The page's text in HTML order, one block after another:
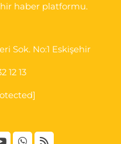
haber platformu.
Sok. No:1 Eskişehir
12 13